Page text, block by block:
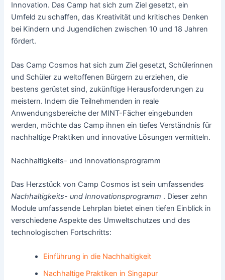
Innovation. Das Camp hat sich zum Ziel gesetzt, ein
Umfeld zu schaffen, das Kreativität und kritisches Denken
bei Kindern und Jugendlichen zwischen 10 und 18 Jahren
fördert.
Das Camp Cosmos hat sich zum Ziel gesetzt, Schülerinnen
und Schüler zu weltoffenen Bürgern zu erziehen, die
bestens gerüstet sind, zukünftige Herausforderungen zu
meistern. Indem die Teilnehmenden in reale
Anwendungsbereiche der MINT-Fächer eingebunden
werden, möchte das Camp ihnen ein tiefes Verständnis für
nachhaltige Praktiken und innovative Lösungen vermitteln.
Nachhaltigkeits- und Innovationsprogramm
Das Herzstück von Camp Cosmos ist sein umfassendes
Nachhaltigkeits- und Innovationsprogramm . Dieser zehn
Module umfassende Lehrplan bietet einen tiefen Einblick in
verschiedene Aspekte des Umweltschutzes und des
technologischen Fortschritts:
Einführung in die Nachhaltigkeit
Nachhaltige Praktiken in Singapur